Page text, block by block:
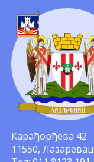
Карађорђева 42
11550, Лазаревац